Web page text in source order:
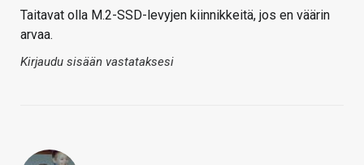
Taitavat olla M.2-SSD-levyjen kiinnikkeitä, jos en väärin
arvaa.
Kirjaudu sisään vastataksesi